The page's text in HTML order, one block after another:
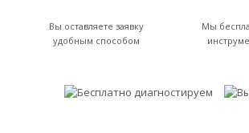
Вы оставляете заявку
удобным способом
Мы